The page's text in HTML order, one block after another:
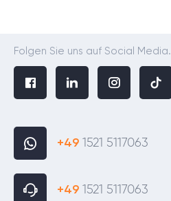
Folgen Sie uns auf Social Media.
+49 1521 5117063
+49 1521 5117063